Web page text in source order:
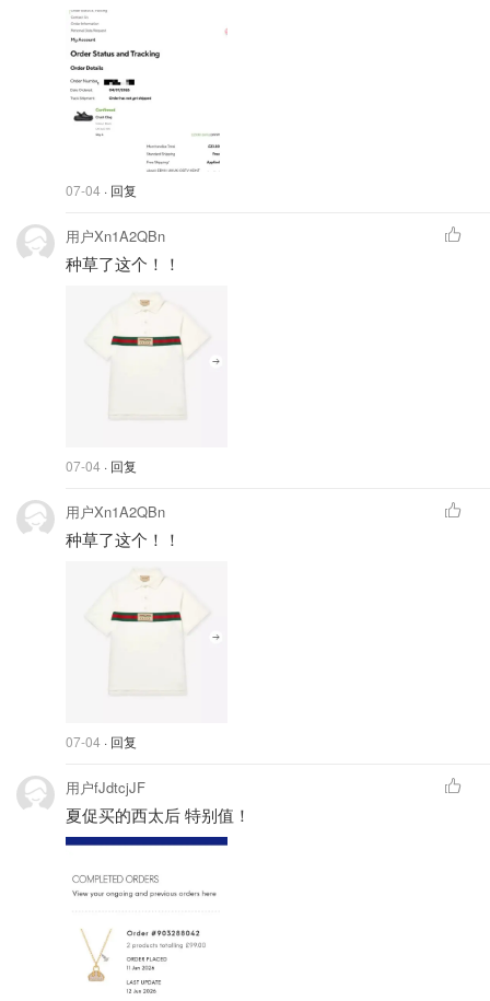
07-04 · 回复
用户Xn1A2QBn
种草了这个！！
07-04 · 回复
用户Xn1A2QBn
种草了这个！！
07-04 · 回复
用户fJdtcjJF
夏促买的西太后 特别值！